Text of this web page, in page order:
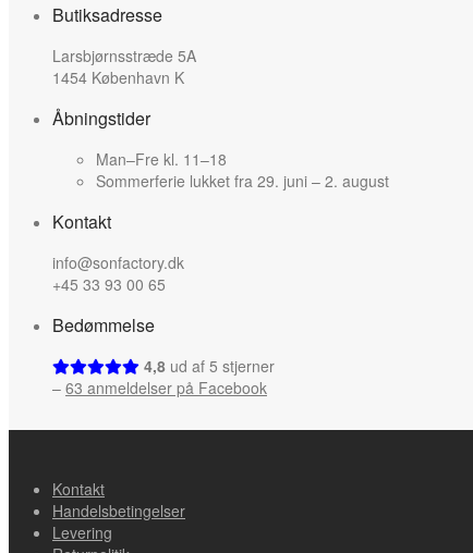
product
page
Butiksadresse
Larsbjørnsstræde 5A
1454 København K
Åbningstider
Man–Fre kl. 11–18
Sommerferie lukket fra 29. juni – 2. august
Kontakt
info@sonfactory.dk
+45 33 93 00 65
Bedømmelse
4,8 ud af 5 stjerner
– 63 anmeldelser på Facebook
Kontakt
Handelsbetingelser
Levering